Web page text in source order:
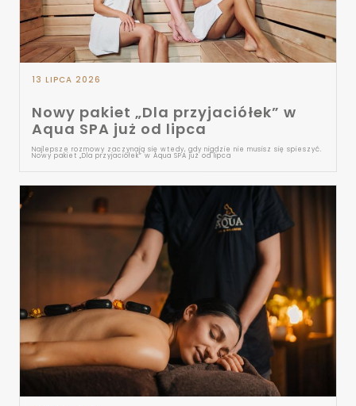
13 LIPCA 2026
Nowy pakiet „Dla przyjaciółek” w
Aqua SPA już od lipca
Najlepsze rozmowy zaczynają się wtedy, gdy nigdzie nie musisz się spieszyć.
Nowy pakiet „Dla przyjaciółek” w Aqua SPA już od lipca